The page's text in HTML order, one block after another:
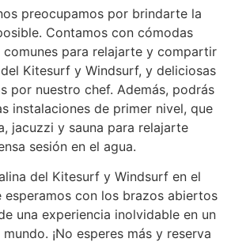
preocupamos por brindarte la
Contamos con cómodas
comunes para relajarte y compartir
Kitesurf y Windsurf, y deliciosas
por nuestro chef. Además, podrás
instalaciones de primer nivel, que
jacuzzi y sauna para relajarte
sesión en el agua.
del Kitesurf y Windsurf en el
esperamos con los brazos abiertos
una experiencia inolvidable en un
¡No esperes más y reserva